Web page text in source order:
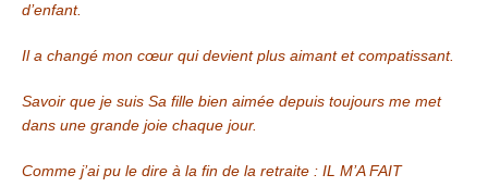
d’enfant.
Il a changé mon cœur qui devient plus aimant et compatissant.
Savoir que je suis Sa fille bien aimée depuis toujours me met
dans une grande joie chaque jour.
Comme j’ai pu le dire à la fin de la retraite : IL M’A FAIT